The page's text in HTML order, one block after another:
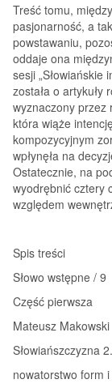
Treść tomu,
pasjonarność, a
powstawaniu,
oddaje ona
sesji „Słowiańskie
została o
wyznaczony przez
która wiąże
kompozycyjnym
wpłynęła na
Ostatecznie, na
wyodrębnić cztery
względem
Spis treści
Słowo wstępne / 9
Część pierwsza
Mateusz Makowski
Słowiańszczyzna
nowatorstwo form